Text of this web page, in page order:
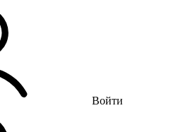
Войти